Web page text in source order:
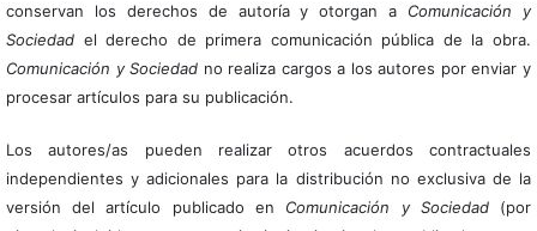
conservan los derechos de autoría y otorgan a Comunicación y
Sociedadel derecho de primera comunicación pública de la obra.
Comunicación y Sociedad no realiza cargos a los autores por enviar y
procesar artículos para su publicación.
Los autores/as pueden realizar otros acuerdos contractuales
independientes y adicionales para la distribución no exclusiva de la
versión del artículo publicado en Comunicación y Sociedad(por